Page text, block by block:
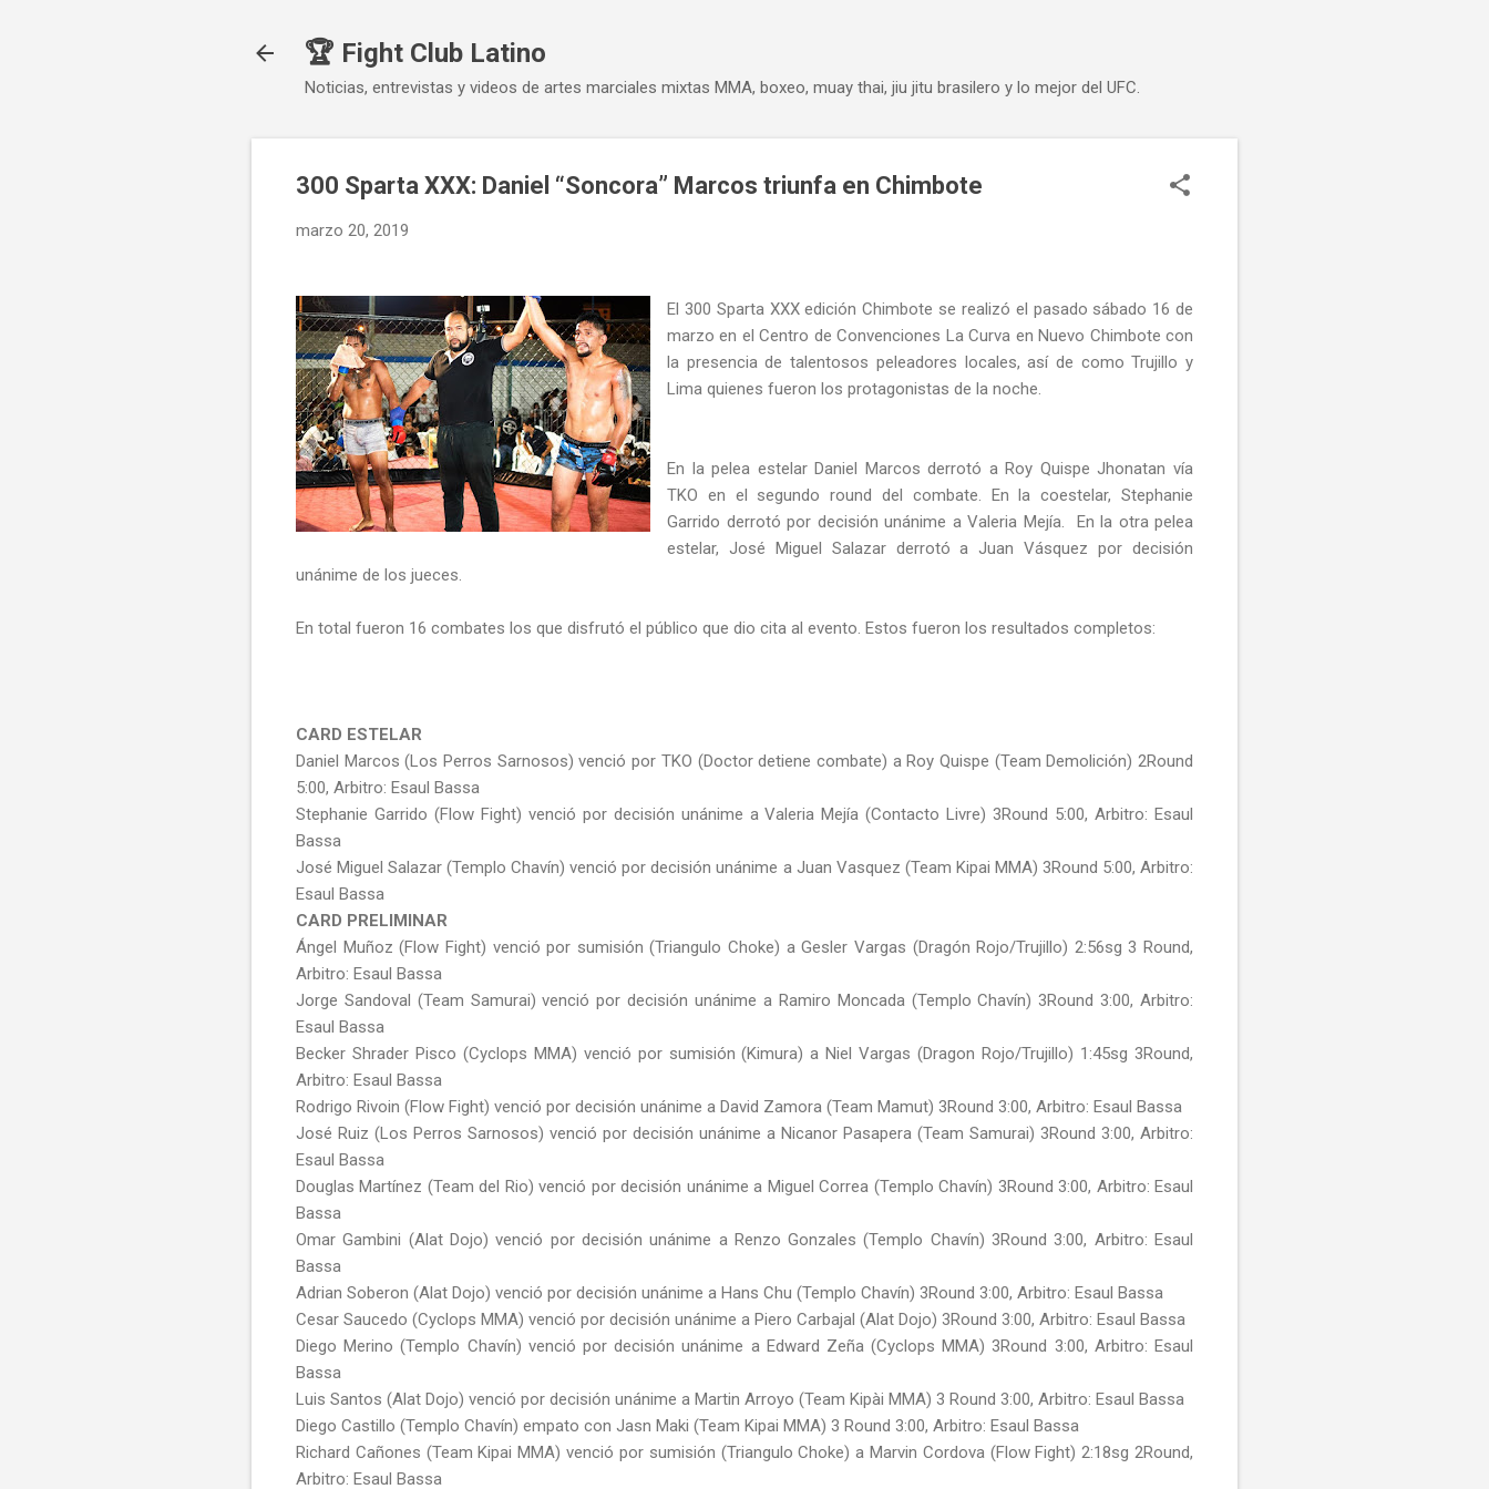
🏆 Fight Club Latino
Noticias, entrevistas y videos de artes marciales mixtas MMA, boxeo, muay thai, jiu jitu brasilero y lo mejor del UFC.
300 Sparta XXX: Daniel “Soncora” Marcos triunfa en Chimbote
marzo 20, 2019
El 300 Sparta XXX edición Chimbote se realizó el pasado sábado 16 de
marzo en el Centro de Convenciones La Curva en Nuevo Chimbote con
la presencia de talentosos peleadores locales, así de como Trujillo y
Lima quienes fueron los protagonistas de la noche.
En la pelea estelar Daniel Marcos derrotó a Roy Quispe Jhonatan vía
TKO en el segundo round del combate. En la coestelar, Stephanie
Garrido derrotó por decisión unánime a Valeria Mejía.
En la otra pelea
estelar, José Miguel Salazar derrotó a Juan Vásquez por decisión
unánime de los jueces.
En total fueron 16 combates los que disfrutó el público que dio cita al evento. Estos fueron los resultados completos:
CARD ESTELAR
Daniel Marcos (Los Perros Sarnosos) venció por TKO (Doctor detiene combate) a Roy Quispe (Team Demolición) 2Round
5:00, Arbitro: Esaul Bassa
Stephanie Garrido (Flow Fight) venció por decisión unánime a Valeria Mejía (Contacto Livre) 3Round 5:00, Arbitro: Esaul
Bassa
José Miguel Salazar (Templo Chavín) venció por decisión unánime a Juan Vasquez (Team Kipai MMA) 3Round 5:00, Arbitro:
Esaul Bassa
CARD PRELIMINAR
Ángel Muñoz (Flow Fight) venció por sumisión (Triangulo Choke) a Gesler Vargas (Dragón Rojo/Trujillo) 2:56sg 3 Round,
Arbitro: Esaul Bassa
Jorge Sandoval (Team Samurai) venció por decisión unánime a Ramiro Moncada (Templo Chavín) 3Round 3:00, Arbitro:
Esaul Bassa
Becker Shrader Pisco (Cyclops MMA) venció por sumisión (Kimura) a Niel Vargas (Dragon Rojo/Trujillo) 1:45sg 3Round,
Arbitro: Esaul Bassa
Rodrigo Rivoin (Flow Fight) venció por decisión unánime a David Zamora (Team Mamut) 3Round 3:00, Arbitro: Esaul Bassa
José Ruiz (Los Perros Sarnosos) venció por decisión unánime a Nicanor Pasapera (Team Samurai) 3Round 3:00, Arbitro:
Esaul Bassa
Douglas Martínez (Team del Rio) venció por decisión unánime a Miguel Correa (Templo Chavín) 3Round 3:00, Arbitro: Esaul
Bassa
Omar Gambini (Alat Dojo) venció por decisión unánime a Renzo Gonzales (Templo Chavín) 3Round 3:00, Arbitro: Esaul
Bassa
Adrian Soberon (Alat Dojo) venció por decisión unánime a Hans Chu (Templo Chavín) 3Round 3:00, Arbitro: Esaul Bassa
Cesar Saucedo (Cyclops MMA) venció por decisión unánime a Piero Carbajal (Alat Dojo) 3Round 3:00, Arbitro: Esaul Bassa
Diego Merino (Templo Chavín) venció por decisión unánime a Edward Zeña (Cyclops MMA) 3Round 3:00, Arbitro: Esaul
Bassa
Luis Santos (Alat Dojo) venció por decisión unánime a Martin Arroyo (Team Kipài MMA) 3 Round 3:00, Arbitro: Esaul Bassa
Diego Castillo (Templo Chavín) empato con Jasn Maki (Team Kipai MMA) 3 Round 3:00, Arbitro: Esaul Bassa
Richard Cañones (Team Kipai MMA) venció por sumisión (Triangulo Choke) a Marvin Cordova (Flow Fight) 2:18sg 2Round,
Arbitro: Esaul Bassa